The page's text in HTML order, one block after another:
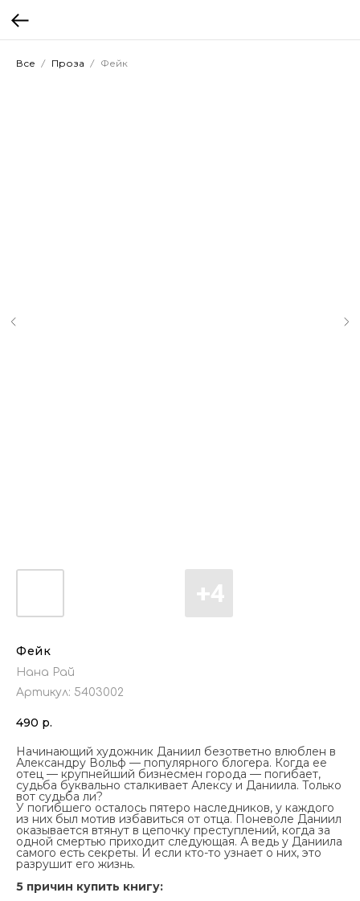
Все Проза Фейк
Фейк
Нана Рай
Артикул: 5403002
490 р.
Начинающий художник Даниил безответно влюблен в
Александру Вольф — популярного блогера. Когда ее
отец — крупнейший бизнесмен города — погибает,
судьба буквально сталкивает Алексу и Даниила. Только
вот судьба ли?
У погибшего осталось пятеро наследников, у каждого
из них был мотив избавиться от отца. Поневоле Даниил
оказывается втянут в цепочку преступлений, когда за
одной смертью приходит следующая. А ведь у Даниила
самого есть секреты. И если кто-то узнает о них, это
разрушит его жизнь.
5 причин купить книгу: